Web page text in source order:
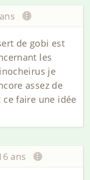
de gobi est
les
je
assez de
faire une idée
ans